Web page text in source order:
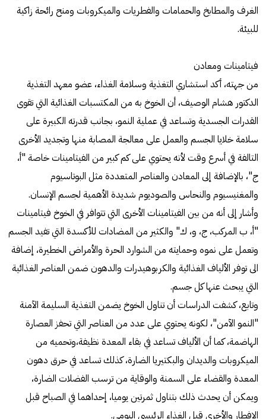
الغرف والمطابخ والحمامات والفطريات والميكروبات ومنح رائحة زاكية
للبيئة.
فيتامينات ومعادن
من جهته، أكد استشاري التغذية وسلامة الغذاء، عضو معهد التغذية
الدكتور هشام الوصيف، أن الخوخ به من المكتسبات الغذائية التي تقوى
القدرات الجسدية وتساعد في عملية النمو، بجانب قدرته الكبيرة على
سلامة خلايا الجسم والعمل على معالجة المصابة منها وتجديد الأخرى
التالفة في أسرع وقت لأنه يحتوي على كم كبير من الفيتامينات خاصة "أ،
ج"، بالإضافة إلى المعادن والعناصر المتعددة مثل البوتاسيوم
والمغنيسيوم والنحاس والصوديوم شديدة الأهمية لجسم الإنسان.
وأشار إلى أنه من بين الفيتامينات الأخرى التي تتوافر في الخوخ فيتامينات
"أ، ب المركب، ج، و، ك" والكثير من المضادات للأكسدة التي تفيد الجسم
وتعمل على نموه وحمايته من الشوارد الحرة والأمراض الخطيرة، إضافة
الى توفر الألياف الغذائية والكربوهيدرات والدهون ضمن العناصر الغذائية
التي يبحث عنها كل جسم.
وتابع، كشفت الدراسات أن تناول الخوخ يضمن التغذية السليمة الآمنة
"النمو الآمن"، لكونه يحتوي على عدد من العناصر التي تحفز العصارة
الهاضمة، كما أن الألياف تساعد في بقاء المعدة نظيفة،وتحميه من
الميكروبات والديدان والبكتيريا الضارة، كذلك تساعد في حرق دهون
المعدة والقضاء على السمنة والوقاية من ترسب الفضلات الضارة،
ويمكن أن يحدث ذلك بتناول ثمرتين يوميا، إحداهما في الصباح قبل
الإفطار والأخرى قبل الغذاء الرئيسي اليومي.